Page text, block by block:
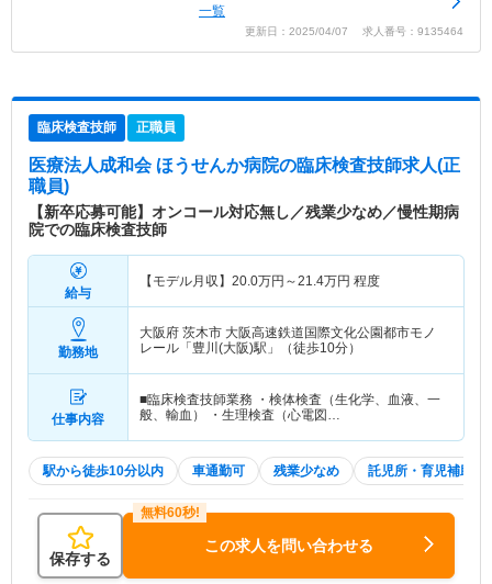
一覧
更新日：2025/04/07 求人番号：9135464
臨床検査技師 正職員
医療法人成和会 ほうせんか病院の臨床検査技師求人(正
職員)
【新卒応募可能】オンコール対応無し／残業少なめ／慢性期病
院での臨床検査技師
給与
【モデル月収】 20.0万円～21.4万円 程度
勤務地
大阪府 茨木市 大阪高速鉄道国際文化公園都市モノ
レール「豊川(大阪)駅」（徒歩10分）
仕事内容
■臨床検査技師業務 ・検体検査（生化学、血液、一
般、輸血） ・生理検査（心電図…
駅から徒歩10分以内 車通勤可 残業少なめ 託児所・育児補助
保存する
この求人を問い合わせる